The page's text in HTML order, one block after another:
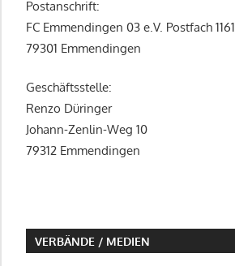
Postanschrift:
FC Emmendingen 03 e.V. Postfach 1161
79301 Emmendingen
Geschäftsstelle:
Renzo Düringer
Johann-Zenlin-Weg 10
79312 Emmendingen
VERBÄNDE / MEDIEN